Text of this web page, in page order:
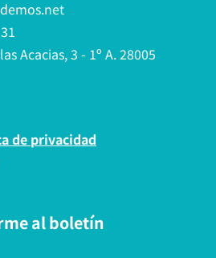
Acacias, 3 - 1º A. 28005
de privacidad
al boletín